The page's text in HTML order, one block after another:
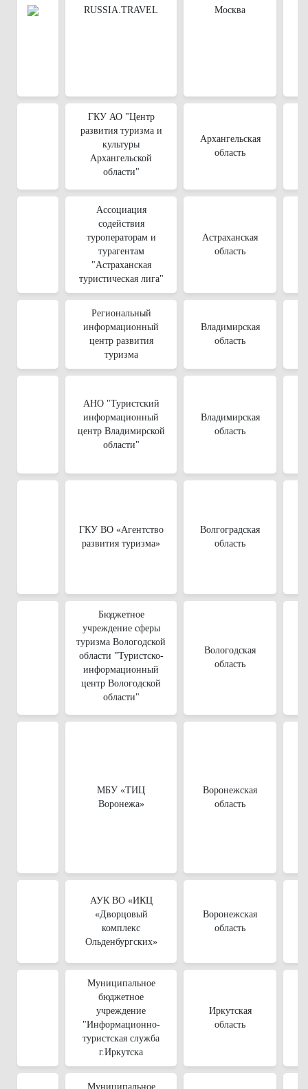
RUSSIA.TRAVEL Москва
ГКУ АО "Центр
развития туризма и
культуры
Архангельской
области"
Архангельская
область
Ассоциация
содействия
туроператорам и
турагентам
"Астраханская
туристическая лига"
Астраханская
область
Региональный
информационный
центр развития
туризма
Владимирская
область
АНО "Туристский
информационный
центр Владимирской
области"
Владимирская
область
ГКУ ВО «Агентство
развития туризма»
Волгоградская
область
Бюджетное
учреждение сферы
туризма Вологодской
области "Туристско-
информационный
центр Вологодской
области"
Вологодская
область
МБУ «ТИЦ
Воронежа»
Воронежская
область
АУК ВО «ИКЦ
«Дворцовый
комплекс
Ольденбургских»
Воронежская
область
Муниципальное
бюджетное
учреждение
"Информационно-
туристская служба
г.Иркутска
Иркутская
область
Муниципальное